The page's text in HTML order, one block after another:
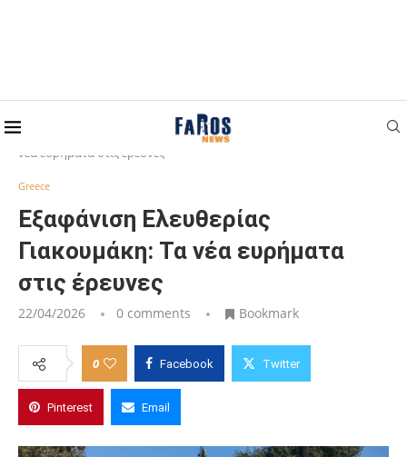
Home
Εξαφάνιση Ελευθερίας Γιακουμάκη: Τα
νέα ευρήματα στις έρευνες
Greece
Εξαφάνιση Ελευθερίας
Γιακουμάκη: Τα νέα ευρήματα
στις έρευνες
22/04/2026 0 comments Bookmark
0 Facebook Twitter
Pinterest Email